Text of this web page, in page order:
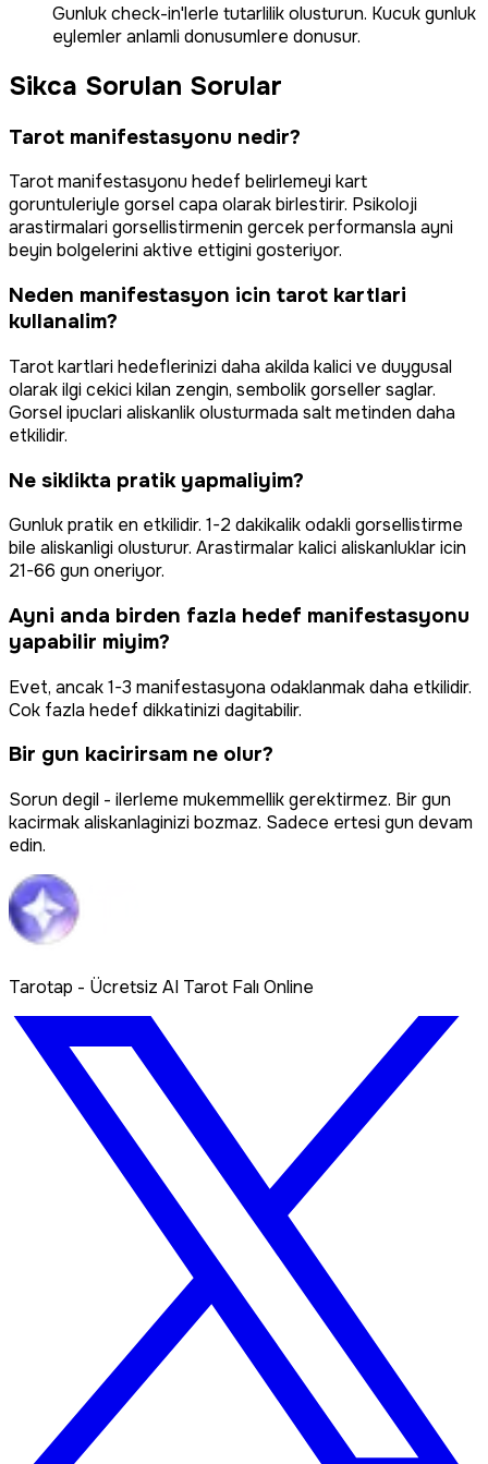
Gunluk check-in'lerle tutarlilik olusturun. Kucuk gunluk
eylemler anlamli donusumlere donusur.
Sikca Sorulan Sorular
Tarot manifestasyonu nedir?
Tarot manifestasyonu hedef belirlemeyi kart
goruntuleriyle gorsel capa olarak birlestirir. Psikoloji
arastirmalari gorsellistirmenin gercek performansla ayni
beyin bolgelerini aktive ettigini gosteriyor.
Neden manifestasyon icin tarot kartlari
kullanalim?
Tarot kartlari hedeflerinizi daha akilda kalici ve duygusal
olarak ilgi cekici kilan zengin, sembolik gorseller saglar.
Gorsel ipuclari aliskanlik olusturmada salt metinden daha
etkilidir.
Ne siklikta pratik yapmaliyim?
Gunluk pratik en etkilidir. 1-2 dakikalik odakli gorsellistirme
bile aliskanligi olusturur. Arastirmalar kalici aliskanluklar icin
21-66 gun oneriyor.
Ayni anda birden fazla hedef manifestasyonu
yapabilir miyim?
Evet, ancak 1-3 manifestasyona odaklanmak daha etkilidir.
Cok fazla hedef dikkatinizi dagitabilir.
Bir gun kacirirsam ne olur?
Sorun degil - ilerleme mukemmellik gerektirmez. Bir gun
kacirmak aliskanlaginizi bozmaz. Sadece ertesi gun devam
edin.
Tarotap - Ücretsiz AI Tarot Falı Online